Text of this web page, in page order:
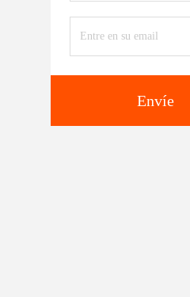
Envíe